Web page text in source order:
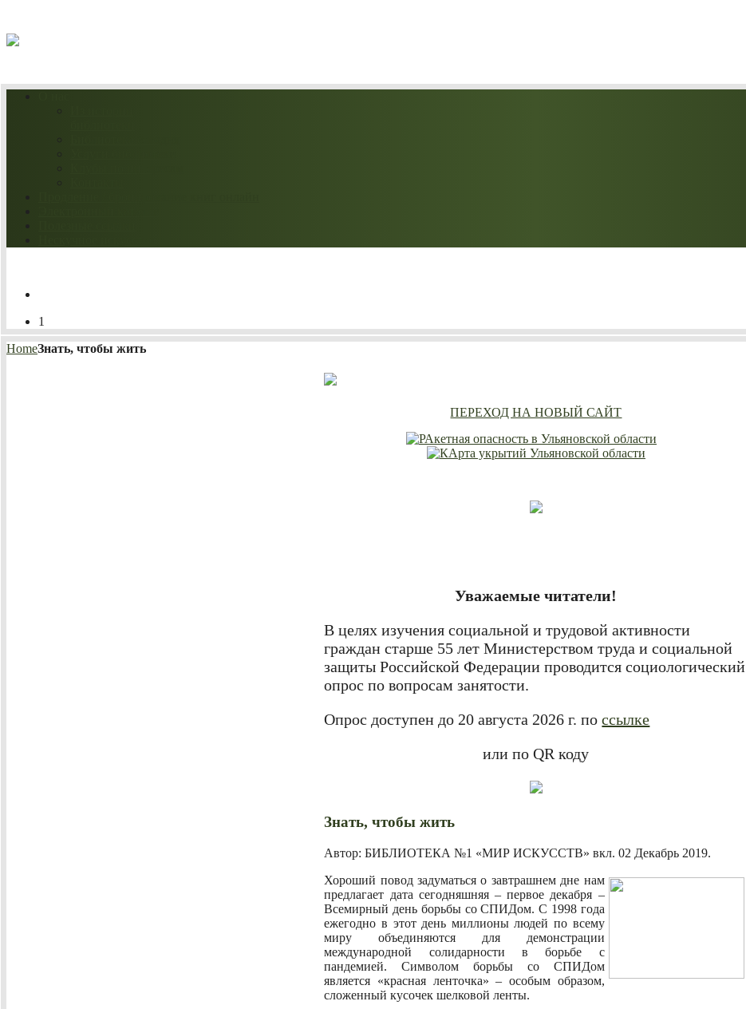
1
HomeЗнать, чтобы жить
ПЕРЕХОД НА НОВЫЙ САЙТ
Уважаемые читатели!
В целях изучения социальной и трудовой активности
граждан старше 55 лет Министерством труда и социальной
защиты Российской Федерации проводится социологический
опрос по вопросам занятости.
Опрос доступен до 20 августа 2026 г. поссылке
или по QR коду
Знать, чтобы жить
Автор: БИБЛИОТЕКА №1 «МИР ИСКУССТВ» вкл.02 Декабрь 2019.
Хороший повод задуматься о завтрашнем дне нам
предлагает дата сегодняшняя – первое декабря –
Всемирный день борьбы со СПИДом. С 1998 года
ежегодно в этот день миллионы людей по всему
миру объединяются для демонстрации
международной солидарности в борьбе с
пандемией. Символом борьбы со СПИДом
является «красная ленточка» – особым образом,
сложенный кусочек шелковой ленты.